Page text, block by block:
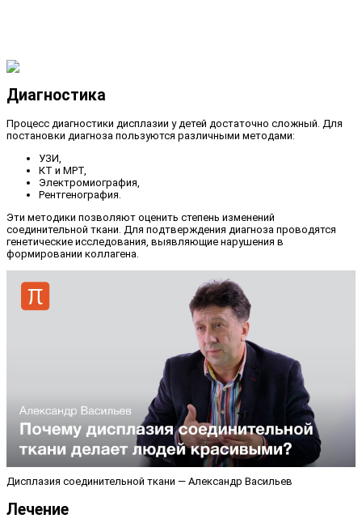
Диагностика
Процесс диагностики дисплазии у детей достаточно сложный. Для
постановки диагноза пользуются различными методами:
УЗИ,
КТ и МРТ,
Электромиография,
Рентгенография.
Эти методики позволяют оценить степень изменений
соединительной ткани. Для подтверждения диагноза проводятся
генетические исследования, выявляющие нарушения в
формировании коллагена.
Дисплазия соединительной ткани — Александр Васильев
Лечение